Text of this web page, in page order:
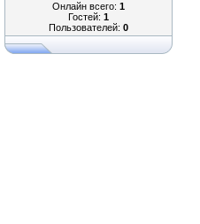
Онлайн всего: 1
Гостей: 1
Пользователей: 0